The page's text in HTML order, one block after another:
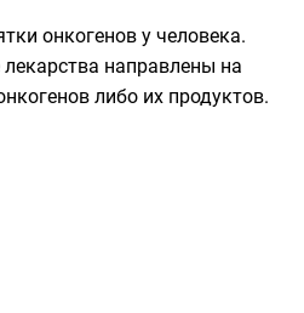
онкогенов у человека.
направлены на
либо их продуктов.